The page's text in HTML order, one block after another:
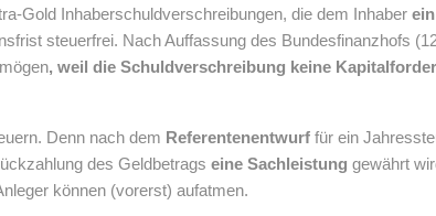
Gold Inhaberschuldverschreibungen, die dem Inhaber
steuerfrei. Nach Auffassung des Bundesfinanzhofs
, weil die Schuldverschreibung keine
Denn nach dem Referentenentwurf für ein
des Geldbetrags eine Sachleistung gewährt
können (vorerst) aufatmen.